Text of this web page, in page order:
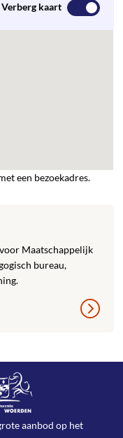
Verberg kaart
een bezoekadres.
Maatschappelijk
bureau,
aanbod op het